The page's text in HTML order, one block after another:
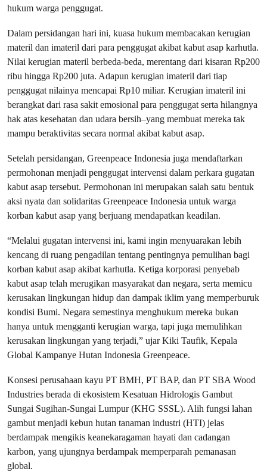
hukum warga penggugat.
Dalam persidangan hari ini, kuasa hukum membacakan kerugian
materil dan imateril dari para penggugat akibat kabut asap karhutla.
Nilai kerugian materil berbeda-beda, merentang dari kisaran Rp200
ribu hingga Rp200 juta. Adapun kerugian imateril dari tiap
penggugat nilainya mencapai Rp10 miliar. Kerugian imateril ini
berangkat dari rasa sakit emosional para penggugat serta hilangnya
hak atas kesehatan dan udara bersih–yang membuat mereka tak
mampu beraktivitas secara normal akibat kabut asap.
Setelah persidangan, Greenpeace Indonesia juga mendaftarkan
permohonan menjadi penggugat intervensi dalam perkara gugatan
kabut asap tersebut. Permohonan ini merupakan salah satu bentuk
aksi nyata dan solidaritas Greenpeace Indonesia untuk warga
korban kabut asap yang berjuang mendapatkan keadilan.
“Melalui gugatan intervensi ini, kami ingin menyuarakan lebih
kencang di ruang pengadilan tentang pentingnya pemulihan bagi
korban kabut asap akibat karhutla. Ketiga korporasi penyebab
kabut asap telah merugikan masyarakat dan negara, serta memicu
kerusakan lingkungan hidup dan dampak iklim yang memperburuk
kondisi Bumi. Negara semestinya menghukum mereka bukan
hanya untuk mengganti kerugian warga, tapi juga memulihkan
kerusakan lingkungan yang terjadi,” ujar Kiki Taufik, Kepala
Global Kampanye Hutan Indonesia Greenpeace.
Konsesi perusahaan kayu PT BMH, PT BAP, dan PT SBA Wood
Industries berada di ekosistem Kesatuan Hidrologis Gambut
Sungai Sugihan-Sungai Lumpur (KHG SSSL). Alih fungsi lahan
gambut menjadi kebun hutan tanaman industri (HTI) jelas
berdampak mengikis keanekaragaman hayati dan cadangan
karbon, yang ujungnya berdampak memperparah pemanasan
global.